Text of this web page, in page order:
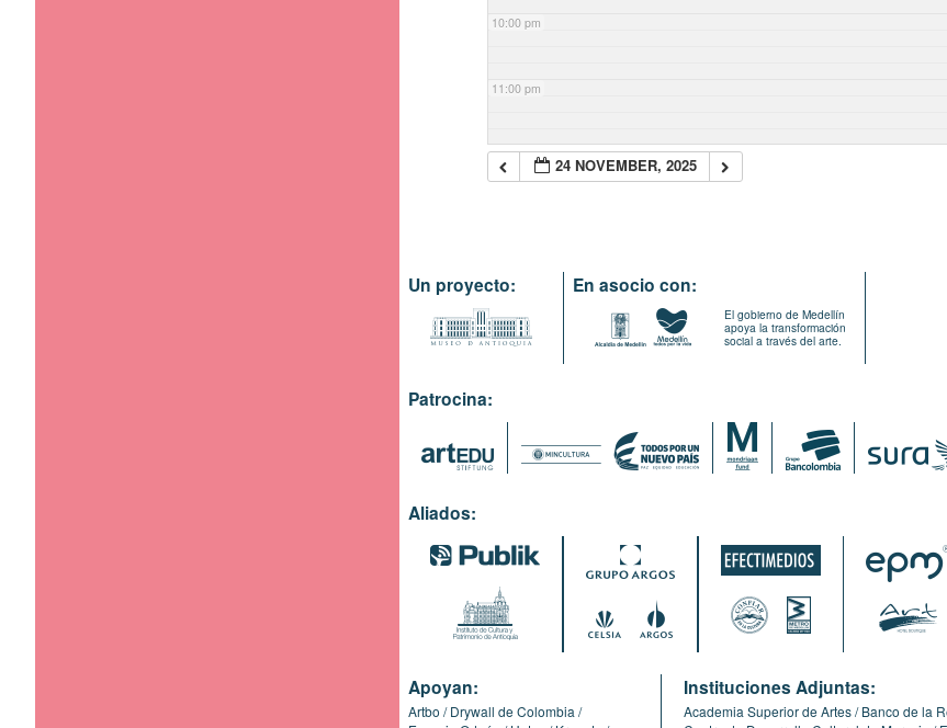
10:00 pm
11:00 pm
24 NOVEMBER, 2025
Un proyecto: En asocio con:
El gobierno de Medellín
apoya la transformación
social a través del arte.
Patrocina:
Aliados:
Apoyan:
Artbo
Drywall de Colombia
Instituciones Adjuntas:
Academia Superior de Artes Banco de la